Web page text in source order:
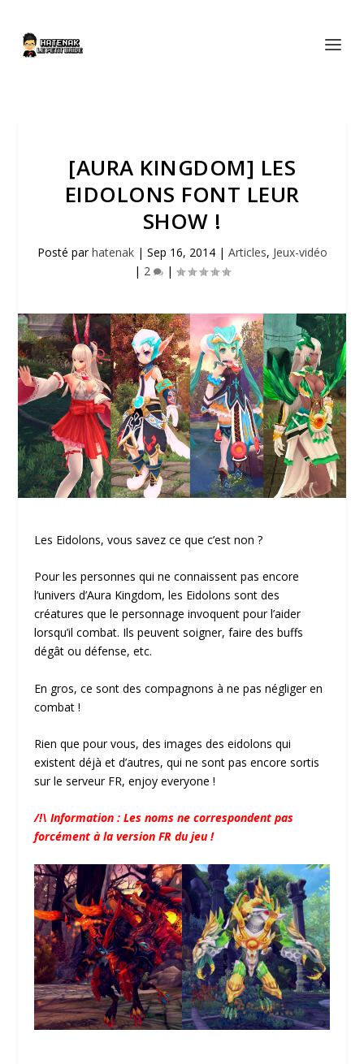
[AURA KINGDOM] LES
EIDOLONS FONT LEUR
SHOW !
Posté parhatenak| Sep 16, 2014| Articles, Jeux-vidéo
| 2 |
Les Eidolons, vous savez ce que c’est non ?
Pour les personnes qui ne connaissent pas encore
l’univers d’Aura Kingdom, les Eidolons sont des
créatures que le personnage invoquent pour l’aider
lorsqu’il combat. Ils peuvent soigner, faire des buffs
dégât ou défense, etc.
En gros, ce sont des compagnons à ne pas négliger en
combat !
Rien que pour vous, des images des eidolons qui
existent déjà et d’autres, qui ne sont pas encore sortis
sur le serveur FR, enjoy everyone !
/!\ Information : Les noms ne correspondent pas
forcément à la version FR du jeu !